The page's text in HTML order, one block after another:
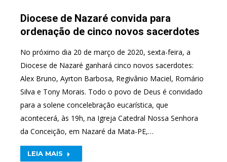
Diocese de Nazaré convida para
ordenação de cinco novos sacerdotes
No próximo dia 20 de março de 2020, sexta-feira, a
Diocese de Nazaré ganhará cinco novos sacerdotes:
Alex Bruno, Ayrton Barbosa, Regivânio Maciel, Romário
Silva e Tony Morais. Todo o povo de Deus é convidado
para a solene concelebração eucarística, que
acontecerá, às 19h, na Igreja Catedral Nossa Senhora
da Conceição, em Nazaré da Mata-PE,…
LEIA MAIS